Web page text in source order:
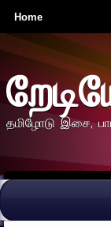
Home
தமிழோடு இசை,